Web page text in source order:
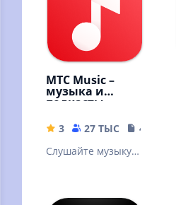
МТС Music –
музыка и
подкасты
3 27 ТЫС
41 MB
Слушайте музыку и
онлайн и без